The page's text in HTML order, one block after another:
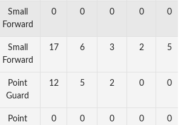
Small
Forward
0 0 0 0 0
Small
Forward
17 6 3 2 5
Point
Guard
12 5 2 0 0
Point
0 0 0 0 0